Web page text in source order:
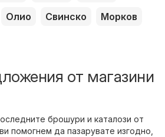
Олио Свинско
Морков
от магазини
брошури и каталози от
помогнем да пазарувате изгодно,